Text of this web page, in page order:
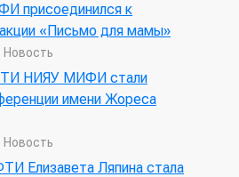
присоединился к
«Письмо для мамы»
Новость
НИЯУ МИФИ стали
имени Жореса
Новость
Елизавета Ляпина стала